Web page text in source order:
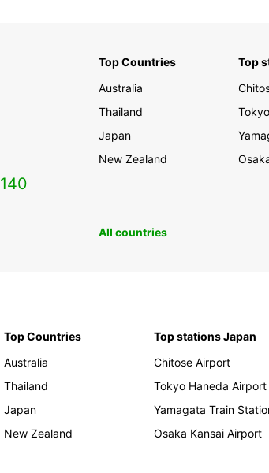
140
Top Countries
Australia
Thailand
Japan
New Zealand
Top
All countries
Top Countries
Australia
Thailand
Japan
New Zealand
Top stations Japan
Chitose Airport
Tokyo Haneda Airport
Yamagata Train
Osaka Kansai Airport